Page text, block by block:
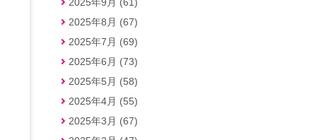
2025年8月 (67)
2025年7月 (69)
2025年6月 (73)
2025年5月 (58)
2025年4月 (55)
2025年3月 (67)